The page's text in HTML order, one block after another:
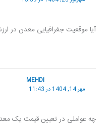
آیا موقعیت جغرافیایی معدن در
MEHDI
مهر 14, 1404 در 11:43
چه عواملی در تعیین قیمت یک